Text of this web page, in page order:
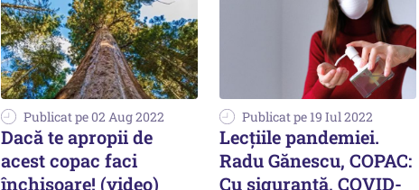
Publicat pe 02 Aug 2022
Dacă te apropii de
acest copac faci
închisoare! (video)
Publicat pe 19 Iul 2022
Lecțiile pandemiei.
Radu Gănescu, COPAC:
Cu siguranță, COVID-